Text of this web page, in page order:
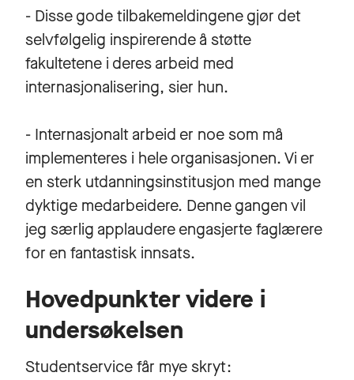
- Disse gode tilbakemeldingene gjør det
selvfølgelig inspirerende å støtte
fakultetene i deres arbeid med
internasjonalisering, sier hun.
- Internasjonalt arbeid er noe som må
implementeres i hele organisasjonen. Vi er
en sterk utdanningsinstitusjon med mange
dyktige medarbeidere. Denne gangen vil
jeg særlig applaudere engasjerte faglærere
for en fantastisk innsats.
Hovedpunkter videre i
undersøkelsen
Studentservice får mye skryt: